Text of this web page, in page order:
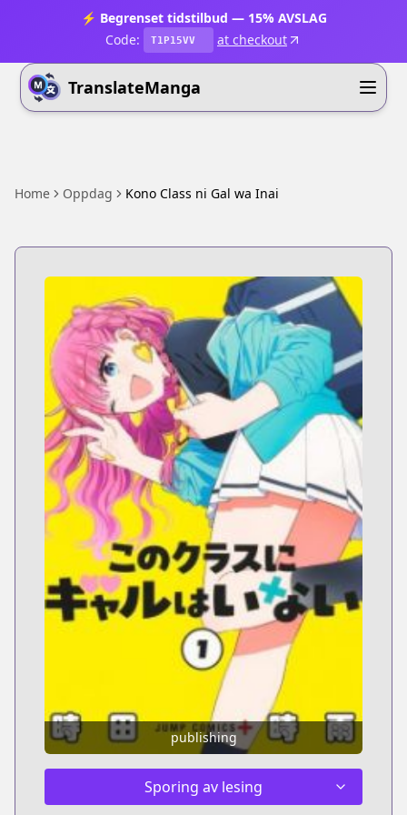
⚡ Begrenset tidstilbud — 15% AVSLAG
Code:
T1P15VV at checkout
TranslateManga
Home Oppdag Kono Class ni Gal wa Inai
publishing
Sporing av lesing